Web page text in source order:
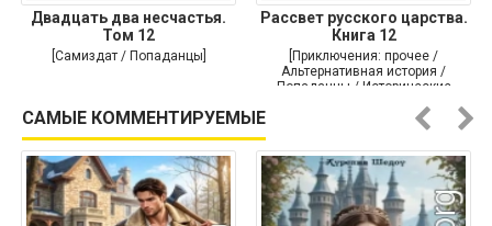
Двадцать два несчастья.
Том 12
[Самиздат / Попаданцы]
Рассвет русского царства.
Книга 12
[Приключения: прочее /
Альтернативная история /
Попаданцы / Исторические
САМЫЕ КОММЕНТИРУЕМЫЕ